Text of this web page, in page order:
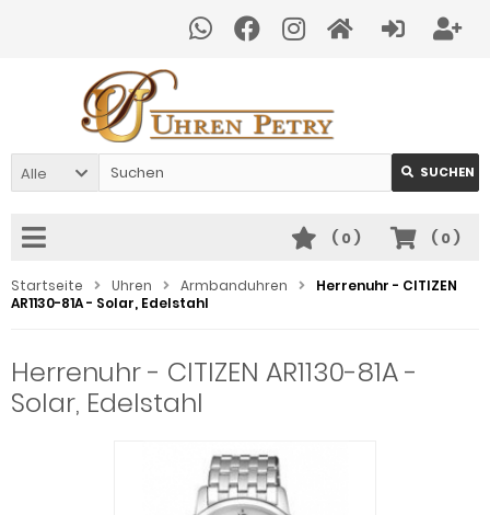
Alle SUCHEN
( 0)
( 0)
Startseite Uhren Armbanduhren
Herrenuhr - CITIZEN
AR1130-81A - Solar, Edelstahl
Herrenuhr - CITIZEN AR1130-81A -
Solar, Edelstahl